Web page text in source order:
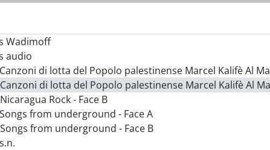
Wadimoff
audio
Canzoni di lotta del Popolo palestinense Marcel Kalifè Al
Canzoni di lotta del Popolo palestinense Marcel Kalifè Al
Rock - Face B
from underground - Face A
from underground - Face B